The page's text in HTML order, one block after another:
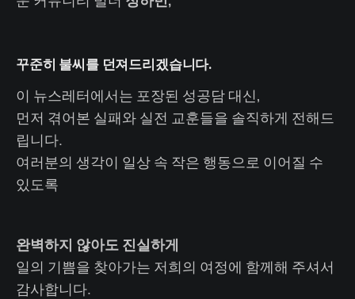
꾸준히 불씨를 던져드리겠습니다.
이 뉴스레터에서는 포장된 성공담 대신,
먼저 겪어본 실패와 실전 교훈들을 솔직하게 전해드
립니다.
여러분의 생각이 일상 속 작은 행동으로 이어질 수
있도록
완벽하지 않아도 진실하게
일의 기쁨을 찾아가는 저희의 여정에 함께해 주셔서
감사합니다.